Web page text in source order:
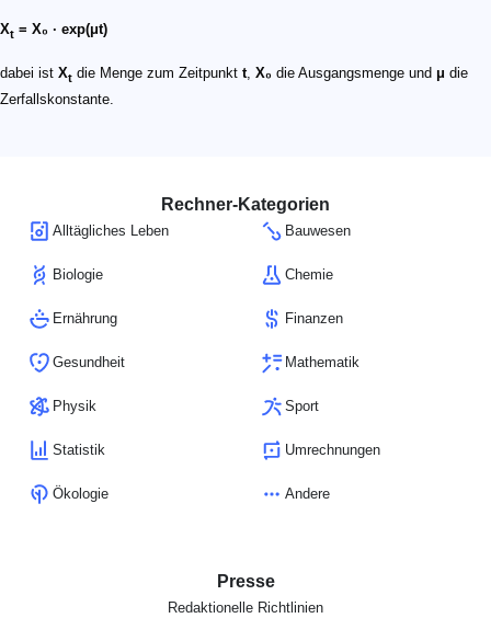
Xt = X₀ ∙ exp(μt)
dabei ist Xt die Menge zum Zeitpunkt t, X₀ die Ausgangsmenge und μ die
Zerfallskonstante.
Rechner-Kategorien
Alltägliches Leben Bauwesen
Biologie Chemie
Ernährung Finanzen
Gesundheit Mathematik
Physik Sport
Statistik Umrechnungen
Ökologie Andere
Presse
Redaktionelle Richtlinien